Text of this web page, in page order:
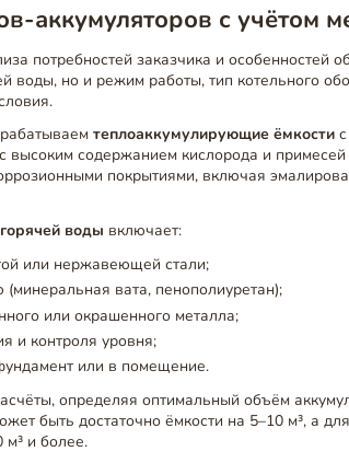
аккумуляторов с учётом
потребностей заказчика и особенностей
воды, но и режим работы, тип котельного
теплоаккумулирующие ёмкости
высоким содержанием кислорода и
покрытиями, включая
воды включает:
или нержавеющей стали;
вата, пенополиуретан);
или окрашенного металла;
и контроля уровня;
или в помещение.
определяя оптимальный объём
быть достаточно ёмкости на 5–10 м³, а
и более.